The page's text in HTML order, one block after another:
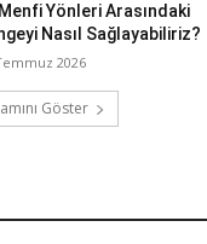
Yönleri Arasındaki
Nasıl Sağlayabiliriz?
2026
Göster